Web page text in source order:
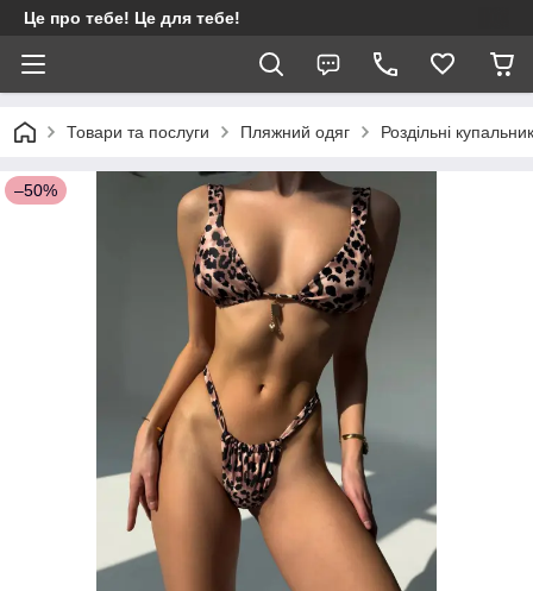
Це про тебе! Це для тебе!
Товари та послуги Пляжний одяг Роздільні
–50%